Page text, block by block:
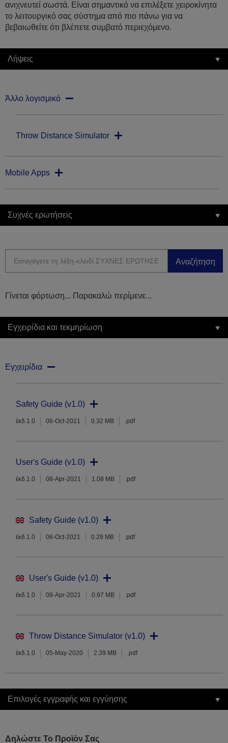
ανιχνευτεί σωστά. Είναι σημαντικό να επιλέξετε χειροκίνητα
το λειτουργικό σας σύστημα από πιο πάνω για να
βεβαιωθείτε ότι βλέπετε συμβατό περιεχόμενο.
Λήψεις
Άλλο λογισμικό
Throw Distance Simulator
Mobile Apps
Συχνές ερωτήσεις
Αναζήτηση
Γίνεται φόρτωση... Παρακαλώ περίμενε...
Εγχειρίδια και τεκμηρίωση
Εγχειρίδια
Safety Guide (v1.0)
έκδ.1.0 06-Oct-2021 0.32 MB .pdf
User's Guide (v1.0)
έκδ.1.0 08-Apr-2021 1.08 MB .pdf
Safety Guide (v1.0)
έκδ.1.0 06-Oct-2021 0.29 MB .pdf
User's Guide (v1.0)
έκδ.1.0 08-Apr-2021 0.97 MB .pdf
Throw Distance Simulator (v1.0)
έκδ.1.0 05-May-2020 2.39 MB .pdf
Επιλογές εγγραφής και εγγύησης
Δηλώστε Το Προϊόν Σας